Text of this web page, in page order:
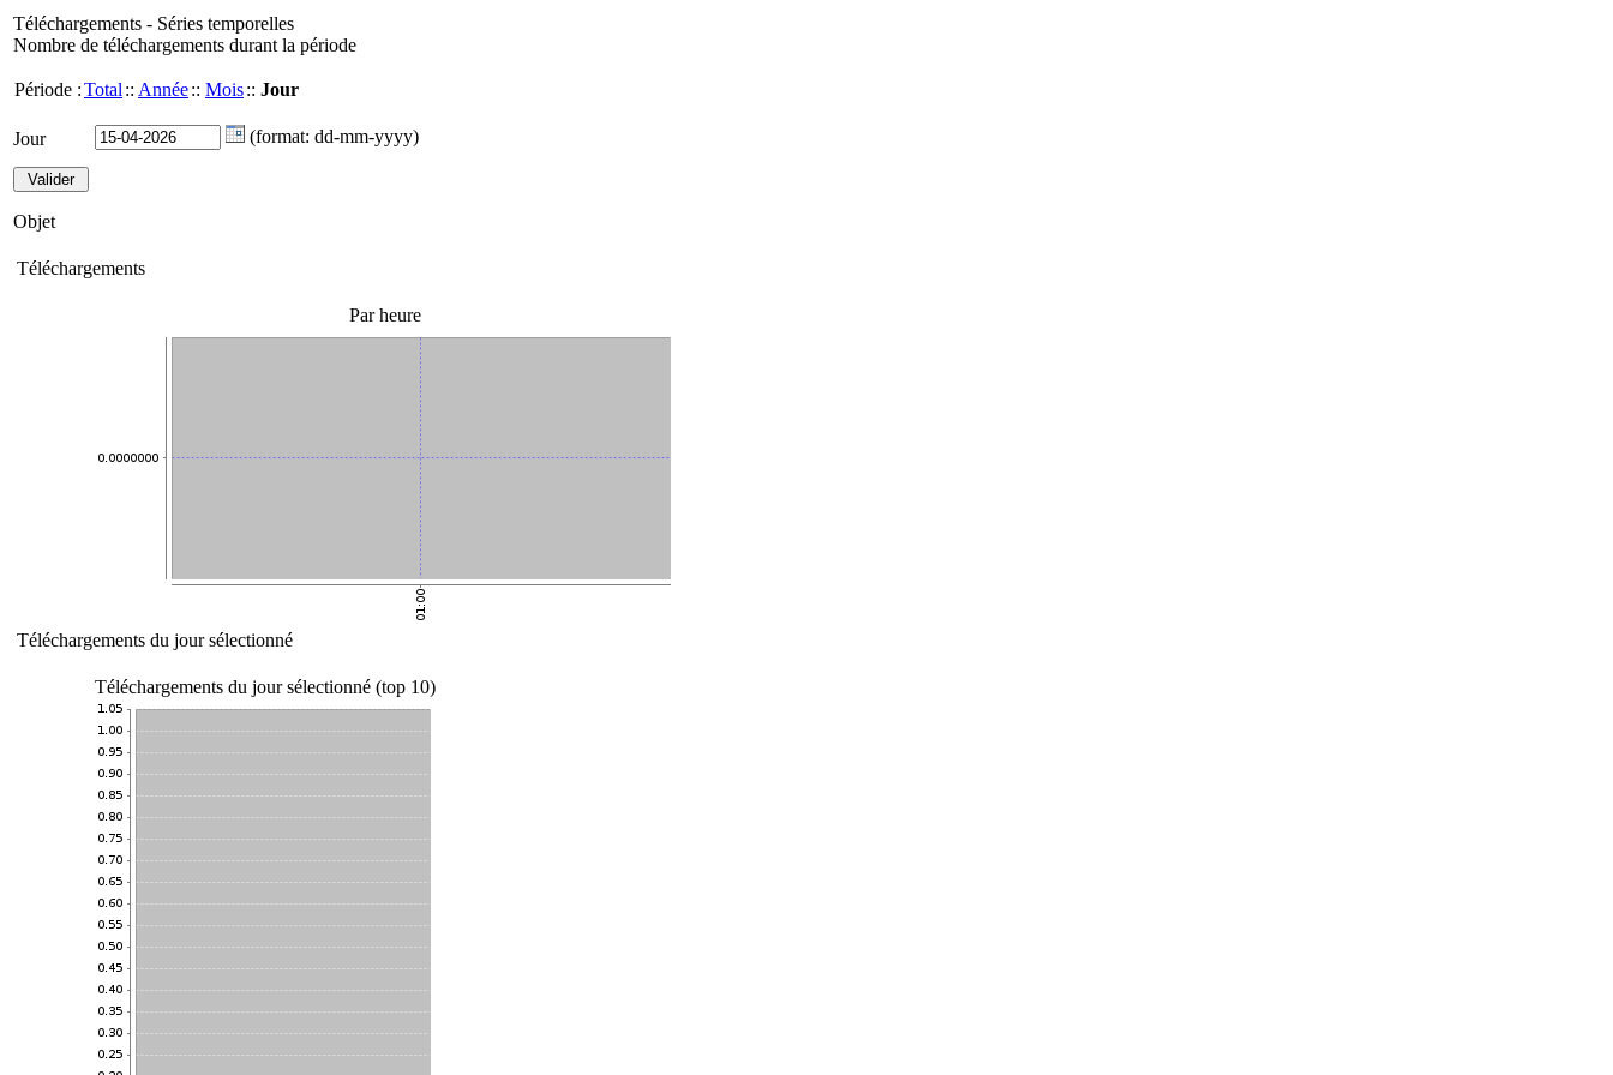
Téléchargements - Séries temporelles
Nombre de téléchargements durant la période
Période :Total :: Année:: Mois:: Jour
Jour (format: dd-mm-yyyy)
Objet
Téléchargements
Par heure
Téléchargements du jour sélectionné
Téléchargements du jour sélectionné (top 10)